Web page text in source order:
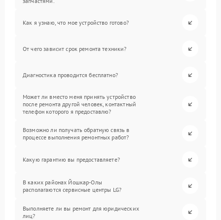
Как я узнаю, что мое устройство готово?
От чего зависит срок ремонта техники?
Диагностика проводится бесплатно?
Может ли вместо меня принять устройство
после ремонта другой человек, контактный
телефон которого я предоставлю?
Возможно ли получать обратную связь в
процессе выполнения ремонтных работ?
Какую гарантию вы предоставляете?
В каких районах Йошкар-Олы
располагаются сервисные центры LG?
Выполняете ли вы ремонт для юридических
лиц?